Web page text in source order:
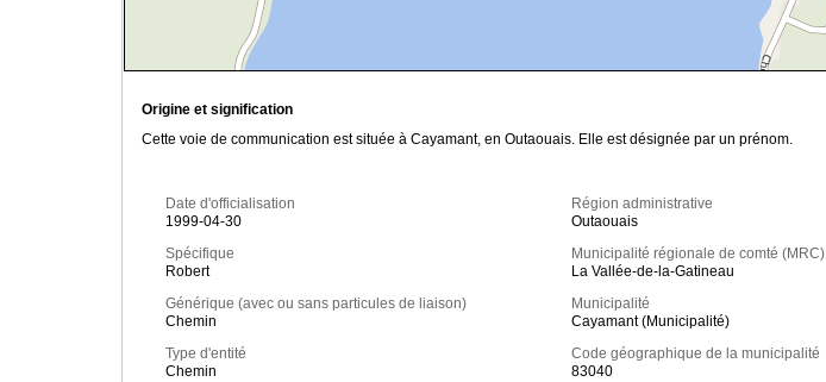
Origine et signification
Cette voie de communication est située à Cayamant, en Outaouais. Elle est désignée par un prénom.
Date d'officialisation
1999-04-30
Spécifique
Robert
Générique (avec ou sans particules de liaison)
Chemin
Type d'entité
Chemin
Région administrative
Outaouais
Municipalité régionale de comté (MRC)
La Vallée-de-la-Gatineau
Municipalité
Cayamant (Municipalité)
Code géographique de la municipalité
83040